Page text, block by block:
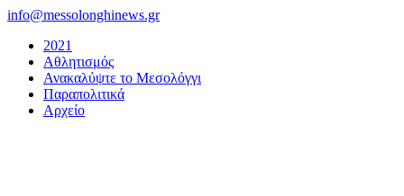
Μετάβαση
περιεχόμενο
info@messolonghinews.gr
2021
Αθλητισμός
Ανακαλύψτε το Μεσολόγγι
Παραπολιτικά
Αρχείο